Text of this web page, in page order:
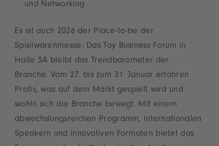
und Networking
Es ist auch 2026 der Place-to-be der
Spielwarenmesse: Das Toy Business Forum in
Halle 3A bleibt das Trendbarometer der
Branche. Vom 27. bis zum 31. Januar erfahren
Profis, was auf dem Markt gespielt wird und
wohin sich die Branche bewegt. Mit einem
abwechslungsreichen Programm, internationalen
Speakern und innovativen Formaten bietet das